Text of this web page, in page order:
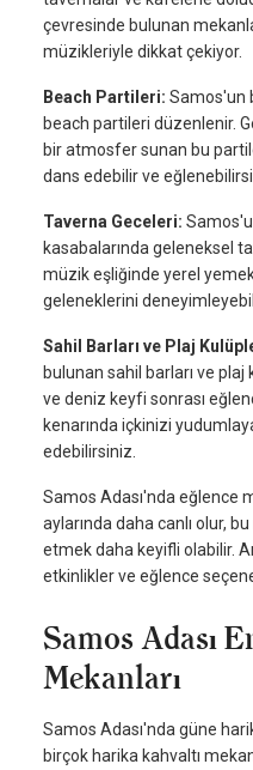
çevresinde bulunan
müzikleriyle dikkat çekiyor.
Beach Partileri: Samos'un
beach partileri düzenlenir.
bir atmosfer sunan bu
dans edebilir ve
Taverna Geceleri:
kasabalarında geleneksel
müzik eşliğinde yerel
geleneklerini
Sahil Barları ve Plaj
bulunan sahil barları ve
ve deniz keyfi sonrası
kenarında içkinizi
edebilirsiniz.
Samos Adası'nda eğlence
aylarında daha canlı olur,
etmek daha keyifli olabilir.
etkinlikler ve eğlence
Samos Adası
Mekanları
Samos Adası'nda güne
birçok harika kahvaltı